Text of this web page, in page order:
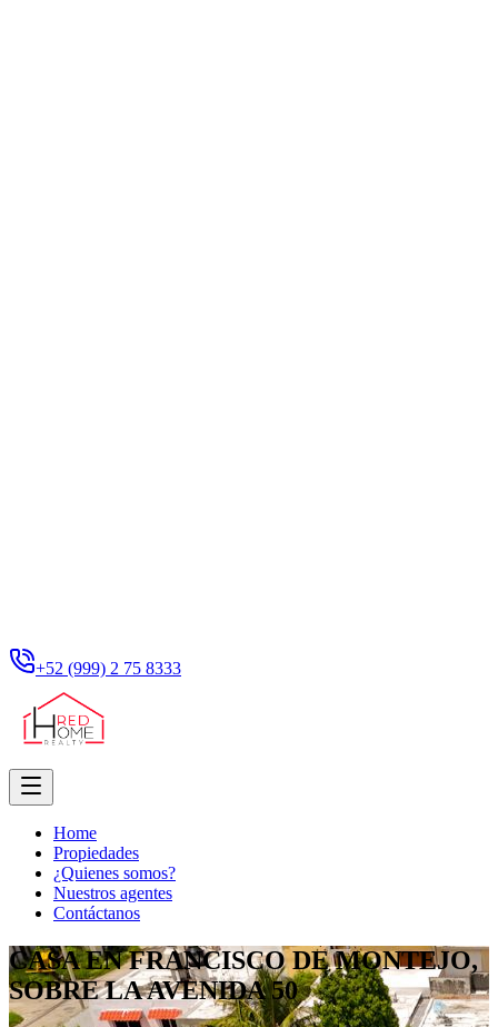
+52 (999) 2 75 8333
Home
Propiedades
¿Quienes somos?
Nuestros agentes
Contáctanos
CASA EN FRANCISCO DE MONTEJO,
SOBRE LA AVENIDA 50